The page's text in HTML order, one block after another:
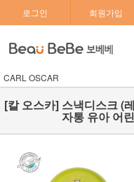
로그인 회원가입
CARL OSCAR
[칼 오스카] 스낵디스크 (
자통 유아 어